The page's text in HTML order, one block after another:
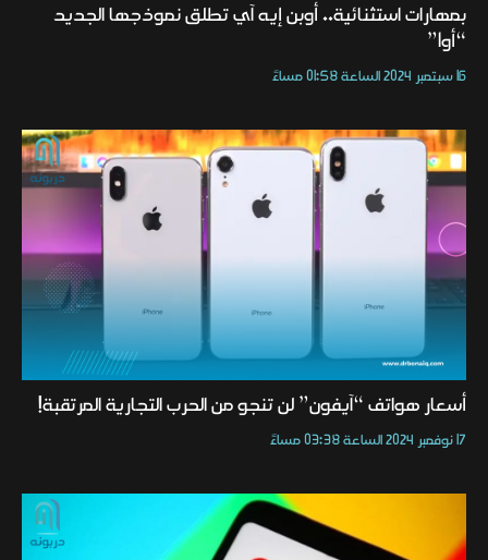
بمهارات استثنائية.. أوبن إيه آي تطلق نموذجها الجديد
“أو1”
16 سبتمبر 2024 الساعة 01:58 مساءً
أسعار هواتف “آيفون” لن تنجو من الحرب التجارية المرتقبة!
17 نوفمبر 2024 الساعة 03:38 مساءً